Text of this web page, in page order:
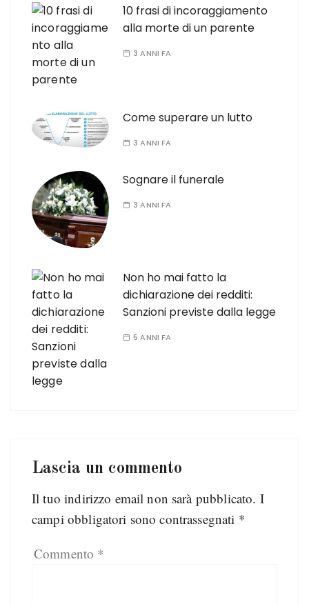
10 frasi di incoraggiamento
alla morte di un parente
3 ANNI FA
Come superare un lutto
3 ANNI FA
Sognare il funerale
3 ANNI FA
Non ho mai fatto la
dichiarazione dei redditi:
Sanzioni previste dalla legge
5 ANNI FA
Lascia un commento
Il tuo indirizzo email non sarà pubblicato. I
campi obbligatori sono contrassegnati *
Commento *